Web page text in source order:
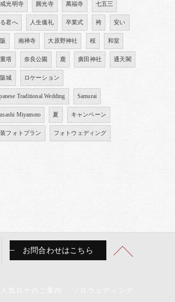
光明寺 圓光寺 萬福寺 七五三
君へ 人生儀礼 卒業式 袴 安い
南禅寺 大原野神社 桜 和室
塔 奈良公園 鹿 廣田神社 通天閣
城 ロケーション
Traditional Wedding Samurai
Miyamoto 夏 キャンペーン
フォトプラン フォトウェディング
お問合わせはこちら